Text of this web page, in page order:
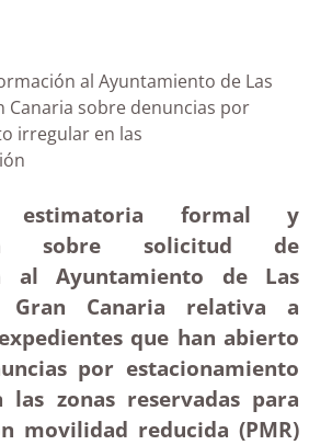
al Ayuntamiento de Las
Canaria sobre denuncias por
irregular en las
estimatoria formal y
sobre solicitud de
al Ayuntamiento de Las
Gran Canaria relativa a
que han abierto
por estacionamiento
zonas reservadas para
movilidad reducida (PMR)